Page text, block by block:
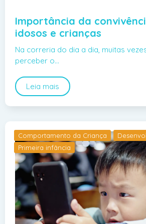
Importância da
idosos e crianças
Na correria do dia a dia, muitas
perceber o…
Leia mais
Comportamento da Criança
Primeira infância